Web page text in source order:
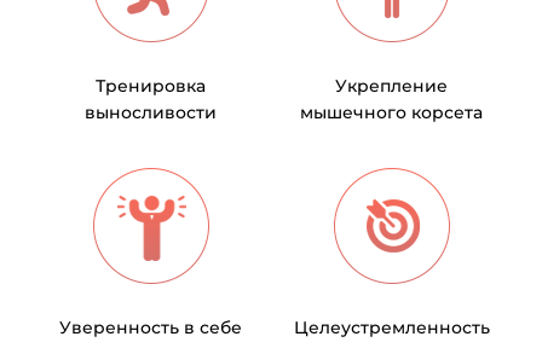
Тренировка
выносливости
Укрепление
мышечного корсета
Уверенность в себе Целеустремленность